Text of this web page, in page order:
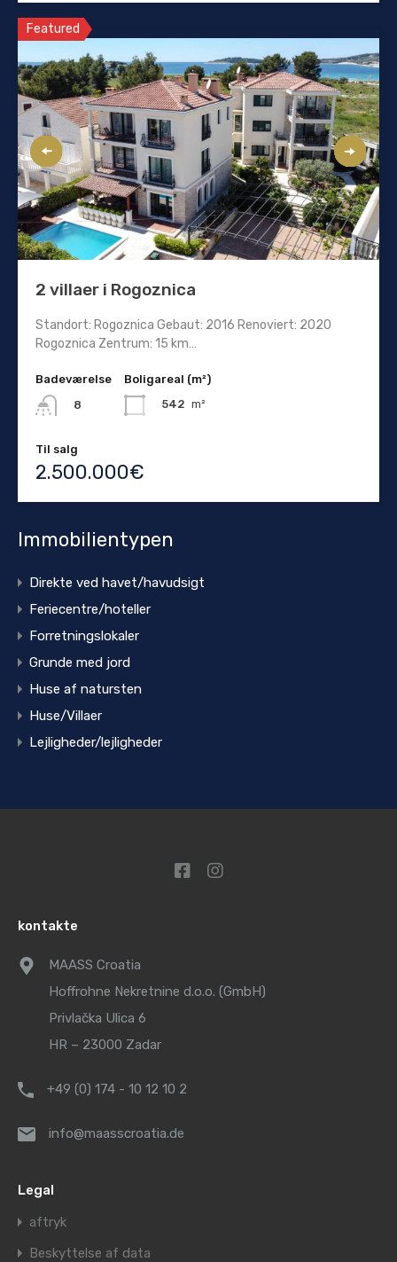
Featured
2 villaer i Rogoznica
Standort: Rogoznica Gebaut: 2016 Renoviert: 2020
Rogoznica Zentrum: 15 km…
Badeværelse
8
Boligareal (m²)
542 m²
Til salg
2.500.000€
Immobilientypen
Direkte ved havet/havudsigt
Feriecentre/hoteller
Forretningslokaler
Grunde med jord
Huse af natursten
Huse/Villaer
Lejligheder/lejligheder
kontakte
MAASS Croatia
Hoffrohne Nekretnine d.o.o. (GmbH)
Privlačka Ulica 6
HR – 23000 Zadar
+49 (0) 174 - 10 12 10 2
info@maasscroatia.de
Legal
aftryk
Beskyttelse af data